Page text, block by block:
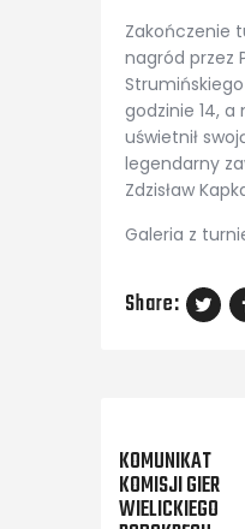
Zakończenie
nagród przez
godzinie 14,
uświetnił
legendarny
Zdzisław
Galeria z
Share:
KOMUNIKAT
KOMISJI GIER
WIELICKIEGO